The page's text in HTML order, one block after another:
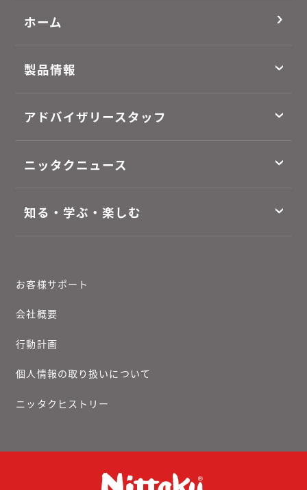
ホーム
製品情報
アドバイザリースタッフ
ニッタクニュース
知る・学ぶ・楽しむ
お客様サポート
会社概要
行動計画
個人情報の取り扱いについて
ニッタクヒストリー